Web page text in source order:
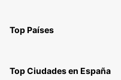
Top Países
Top Ciudades en España